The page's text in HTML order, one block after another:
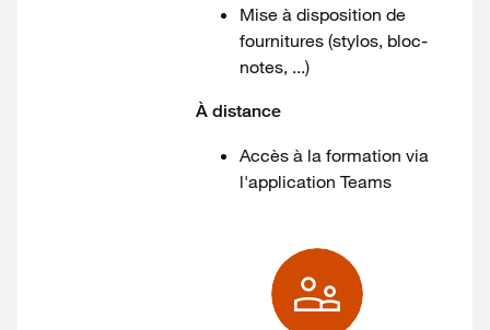
Mise à disposition de
fournitures (stylos, bloc-
notes, ...)
À distance
Accès à la formation via
l'application Teams